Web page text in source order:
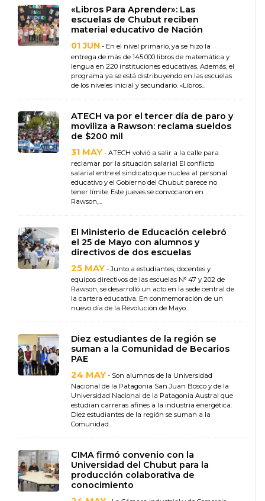
«Libros Para Aprender»: Las
escuelas de Chubut reciben
material educativo de Nación
01 JUN - En el nivel primario, ya se hizo la
entrega de más de 145.000 libros de matemática y
lengua en 220 instituciones educativas. Además, el
programa ya se está distribuyendo en las escuelas
de los niveles inicial y secundario. «Libros...
ATECH va por el tercer día de paro y
moviliza a Rawson: reclama sueldos
de $200 mil
31 MAY - ATECH volvió a salir a la calle para
reclamar por la situación salarial El conflicto
salarial entre el sindicato que nuclea al personal
educativo y el Gobierno del Chubut parece no
tener límite. Este jueves se convocaron en
Rawson,...
El Ministerio de Educación celebró
el 25 de Mayo con alumnos y
directivos de dos escuelas
25 MAY - Junto a estudiantes, docentes y
equipos directivos de las escuelas N° 47 y 202 de
Rawson, se desarrolló un acto en la sede central de
la cartera educativa. En conmemoración de un
nuevo día de la Revolución de Mayo...
Diez estudiantes de la región se
suman a la Comunidad de Becarios
PAE
24 MAY - Son alumnos de la Universidad
Nacional de la Patagonia San Juan Bosco y de la
Universidad Nacional de la Patagonia Austral que
estudian carreras afines a la industria energética.
Diez estudiantes de la región se suman a la
Comunidad...
CIMA firmó convenio con la
Universidad del Chubut para la
producción colaborativa de
conocimiento